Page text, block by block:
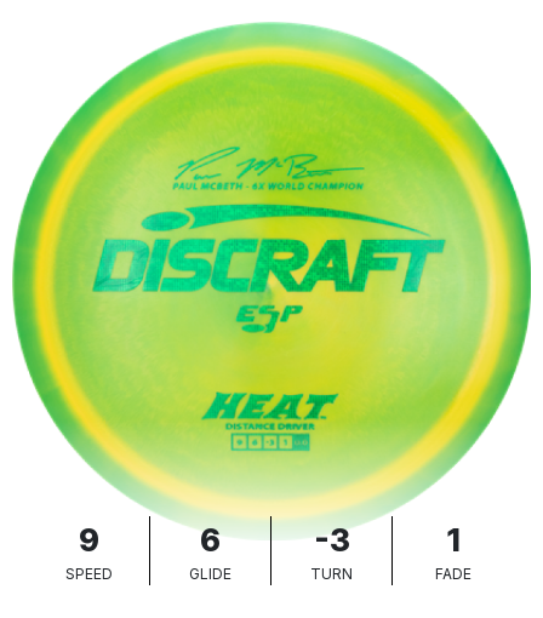
9
SPEED
6
GLIDE
-3
TURN
1
FADE